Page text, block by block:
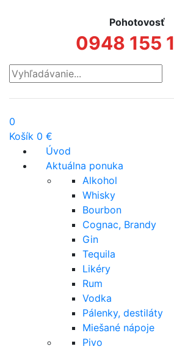
Pohotovosť
0948 155
0
Košík 0 €
Úvod
Aktuálna ponuka
Alkohol
Whisky
Bourbon
Cognac, Brandy
Gin
Tequila
Likéry
Rum
Vodka
Pálenky, destiláty
Miešané nápoje
Pivo